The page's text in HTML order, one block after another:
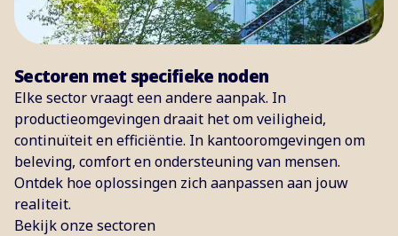
Sectoren met specifieke noden
Elke sector vraagt een andere aanpak. In
productieomgevingen draait het om veiligheid,
continuïteit en efficiëntie. In kantooromgevingen om
beleving, comfort en ondersteuning van mensen.
Ontdek hoe oplossingen zich aanpassen aan jouw
realiteit.
Bekijk onze sectoren